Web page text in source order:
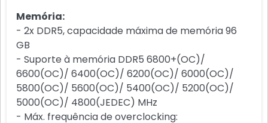
Memória:
- 2x DDR5, capacidade máxima de memória 96
GB
- Suporte à memória DDR5 6800+(OC)/
6600(OC)/ 6400(OC)/ 6200(OC)/ 6000(OC)/
5800(OC)/ 5600(OC)/ 5400(OC)/ 5200(OC)/
5000(OC)/ 4800(JEDEC) MHz
- Máx. frequência de overclocking: